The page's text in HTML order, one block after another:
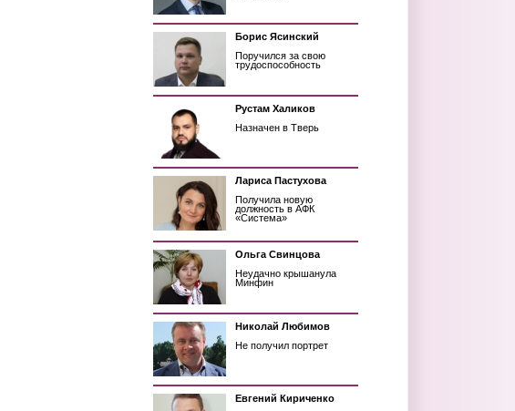
Борис Ясинский
Поручился за свою
трудоспособность
Рустам Халиков
Назначен в Тверь
Лариса Пастухова
Получила новую
должность в АФК
«Система»
Ольга Свинцова
Неудачно крышанула
Минфин
Николай Любимов
Не получил портрет
Евгений Кириченко